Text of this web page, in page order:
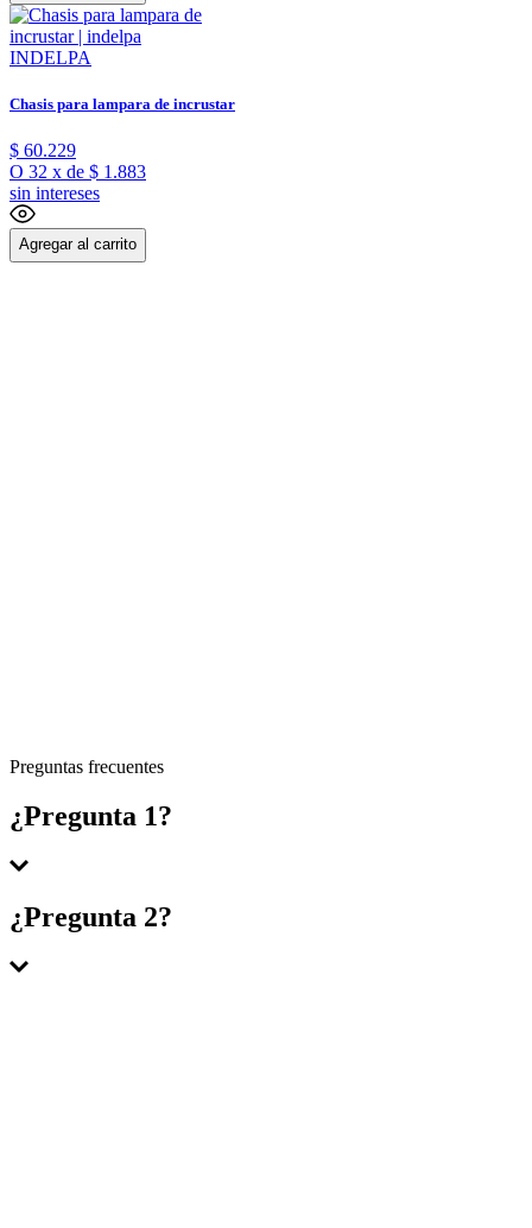
INDELPA
Chasis para lampara de incrustar
$ 60.229
O 32 x de $ 1.883
sin intereses
Agregar al carrito
Preguntas frecuentes
¿Pregunta 1?
Respuesta 1
¿Pregunta 2?